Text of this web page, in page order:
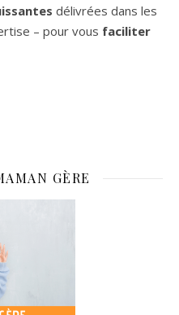
délivrées dans les
– pour vous faciliter
GÈRE